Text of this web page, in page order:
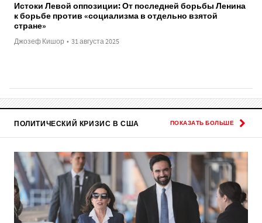
Истоки Левой оппозиции: От последней борьбы Ленина
к борьбе против «социализма в отдельно взятой
стране»
Джозеф Кишор • 31 августа 2025
ПОЛИТИЧЕСКИЙ КРИЗИС В США ПОКАЗАТЬ БОЛЬШЕ